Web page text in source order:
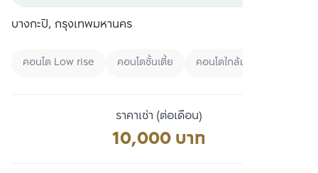
บางกะปิ, กรุงเทพมหานคร
คอนโด Low rise คอนโดชั้นเตี้ย คอนโดใกล้มหาลัย
ราคาเช่า (ต่อเดือน)
10,000 บาท